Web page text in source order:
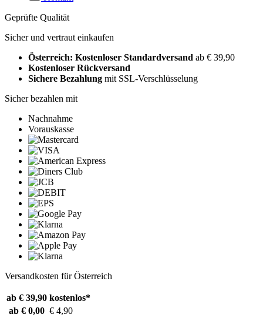
Geprüfte Qualität
Sicher und vertraut einkaufen
Österreich: Kostenloser Standardversand ab € 39,90
Kostenloser Rückversand
Sichere Bezahlung mit SSL-Verschlüsselung
Sicher bezahlen mit
Nachnahme
Vorauskasse
Versandkosten für Österreich
ab € 39,90 kostenlos*
ab € 0,00 € 4,90